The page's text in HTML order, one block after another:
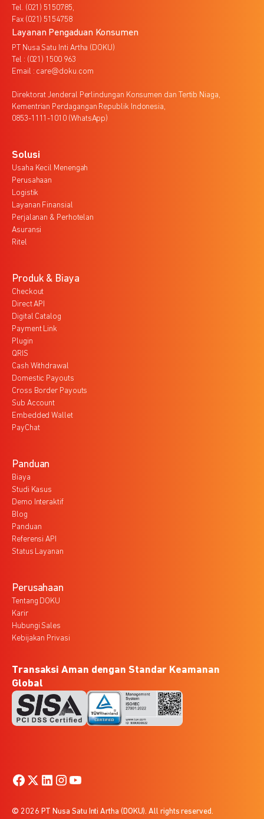
Tel. (021) 5150785,
Fax (021) 5154758
Layanan Pengaduan Konsumen
PT Nusa Satu Inti Artha (DOKU)
Tel : (021) 1500 963
Email : care@doku.com
Direktorat Jenderal Perlindungan Konsumen dan Tertib Niaga,
Kementrian Perdagangan Republik Indonesia,
0853-1111-1010 (WhatsApp)
Solusi
Usaha Kecil Menengah
Perusahaan
Logistik
Layanan Finansial
Perjalanan & Perhotelan
Asuransi
Ritel
Produk & Biaya
Checkout
Direct API
Digital Catalog
Payment Link
Plugin
QRIS
Cash Withdrawal
Domestic Payouts
Cross Border Payouts
Sub Account
Embedded Wallet
PayChat
Panduan
Biaya
Studi Kasus
Demo Interaktif
Blog
Panduan
Referensi API
Status Layanan
Perusahaan
Tentang DOKU
Karir
Hubungi Sales
Kebijakan Privasi
Transaksi Aman dengan Standar Keamanan
Global
© 2026 PT Nusa Satu Inti Artha (DOKU). All rights reserved.